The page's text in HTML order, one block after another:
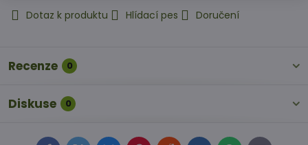
Dotaz k produktu Hlídací pes Doručení
Recenze 0
Diskuse 0